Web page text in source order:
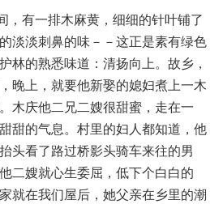
有一排木麻黄，细细的针叶铺了
淡淡刺鼻的味－－这正是素有绿色
林的熟悉味道：清扬向上。故乡，
晚上，就要他新娶的媳妇煮上一木
木庆他二兄二嫂很甜蜜，走在一
甜的气息。村里的妇人都知道，他
头看了路过桥影头骑车来往的男
二嫂就心生委屈，低下个白白的
就在我们屋后，她父亲在乡里的潮